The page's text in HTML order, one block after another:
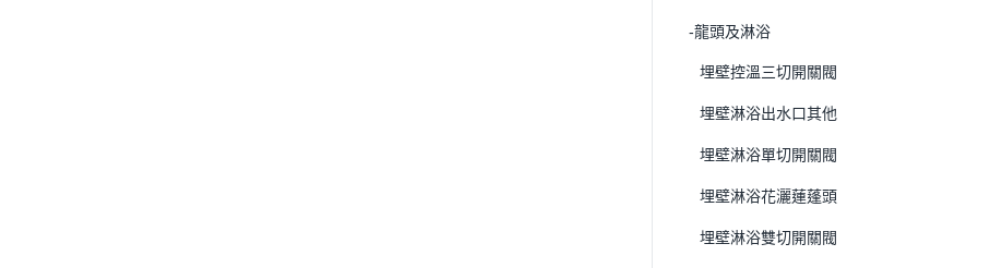
-龍頭及淋浴
埋壁控溫三切開關閥
埋壁淋浴出水口其他
埋壁淋浴單切開關閥
埋壁淋浴花灑蓮蓬頭
埋壁淋浴雙切開關閥